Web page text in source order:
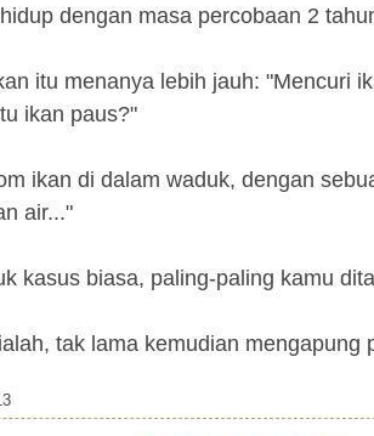
dengan masa percobaan 2
itu menanya lebih jauh: "Mencuri
ikan paus?"
ikan di dalam waduk, dengan
air..."
kasus biasa, paling-paling kamu
tak lama kemudian